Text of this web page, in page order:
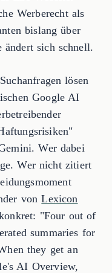
Werberecht als
bislang über
ändert sich schnell.
lösen
Google AI
Wer dabei
Wer nicht zitiert
vonLexicon
"Four out of
summaries for
they get an
AI Overview,